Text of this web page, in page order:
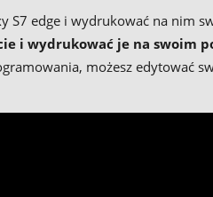
S7 edge i wydrukować na nim
i wydrukować je na swoim
możesz